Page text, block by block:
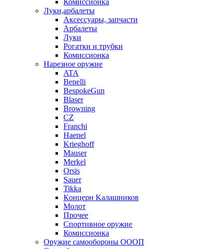
Луки,арбалеты
Аксессуары, запчасти
Арбалеты
Луки
Рогатки и трубки
Комиссионка
Нарезное оружие
ATA
Benelli
BespokeGun
Blaser
Browning
CZ
Franchi
Haenel
Krieghoff
Mauser
Merkel
Orsis
Sauer
Tikka
Кoнцеpн Kалашников
Молот
Прочее
Спортивное оружие
Комиссионка
Оружие самообороны ОООП